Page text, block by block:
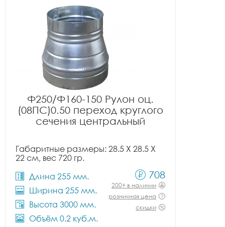
Ф250/Ф160-150 Рулон оц.
(08ПС)0.50 переход круглого
сечения центральный
Габаритные размеры: 28.5 X 28.5 X
22 см, вес 720 гр.
Длина 255 мм.
Ширина 255 мм.
Высота 3000 мм.
Объём 0.2 куб.м.
708
200+ в наличии
розничная цена
скидки